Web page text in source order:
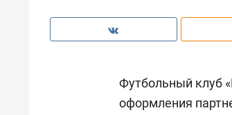
Футбольный клуб
оформления